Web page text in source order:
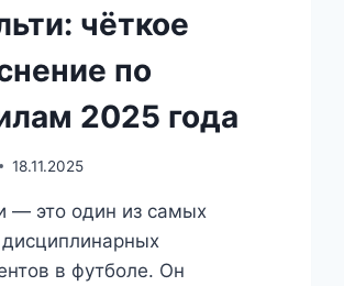
чёткое
по
2025 года
18.11.2025
— это один из самых
в футболе. Он